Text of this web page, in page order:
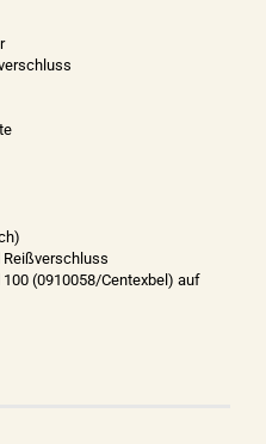
(0910058/Centexbel) auf